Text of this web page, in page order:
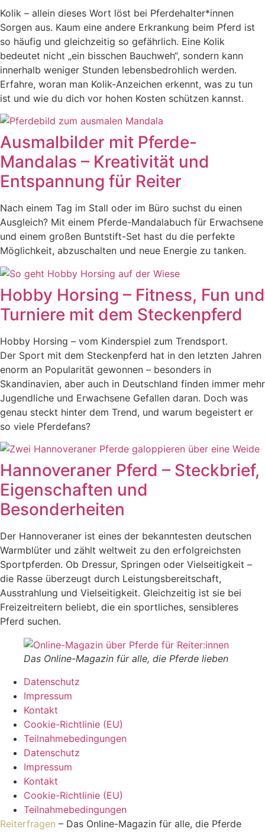
Kolik – allein dieses Wort löst bei Pferdehalter*innen
Sorgen aus. Kaum eine andere Erkrankung beim Pferd ist
so häufig und gleichzeitig so gefährlich. Eine Kolik
bedeutet nicht „ein bisschen Bauchweh“, sondern kann
innerhalb weniger Stunden lebensbedrohlich werden.
Erfahre, woran man Kolik-Anzeichen erkennt, was zu tun
ist und wie du dich vor hohen Kosten schützen kannst.
Ausmalbilder mit Pferde-
Mandalas – Kreativität und
Entspannung für Reiter
Nach einem Tag im Stall oder im Büro suchst du einen
Ausgleich? Mit einem Pferde-Mandalabuch für Erwachsene
und einem großen Buntstift-Set hast du die perfekte
Möglichkeit, abzuschalten und neue Energie zu tanken.
Hobby Horsing – Fitness, Fun und
Turniere mit dem Steckenpferd
Hobby Horsing – vom Kinderspiel zum Trendsport.
Der Sport mit dem Steckenpferd hat in den letzten Jahren
enorm an Popularität gewonnen – besonders in
Skandinavien, aber auch in Deutschland finden immer mehr
Jugendliche und Erwachsene Gefallen daran. Doch was
genau steckt hinter dem Trend, und warum begeistert er
so viele Pferdefans?
Hannoveraner Pferd – Steckbrief,
Eigenschaften und
Besonderheiten
Der Hannoveraner ist eines der bekanntesten deutschen
Warmblüter und zählt weltweit zu den erfolgreichsten
Sportpferden. Ob Dressur, Springen oder Vielseitigkeit –
die Rasse überzeugt durch Leistungsbereitschaft,
Ausstrahlung und Vielseitigkeit. Gleichzeitig ist sie bei
Freizeitreitern beliebt, die ein sportliches, sensibleres
Pferd suchen.
Das Online-Magazin für alle, die Pferde lieben
Datenschutz
Impressum
Kontakt
Cookie-Richtlinie (EU)
Teilnahmebedingungen
Datenschutz
Impressum
Kontakt
Cookie-Richtlinie (EU)
Teilnahmebedingungen
Reiterfragen – Das Online-Magazin für alle, die Pferde